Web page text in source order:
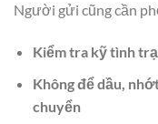
Người gửi cũng cần
Kiểm tra kỹ tình
Không để dầu,
chuyển